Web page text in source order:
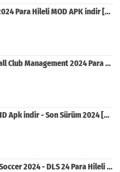
eFootball PES 2024 Para Hileli MOD APK indir [v8.2.0]
FCM 24 - Football Club Management 2024 Para Hileli MOD APK indir [v1.0.4]
Selçuk Sports HD Apk indir - Son Sürüm 2024 [2.0.1.9]
Dream League Soccer 2024 - DLS 24 Para Hileli MOD APK indir [v11.050]